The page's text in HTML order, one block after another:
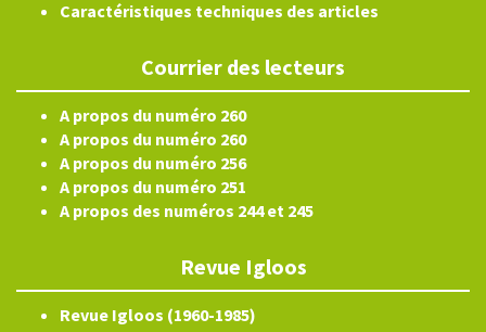
Caractéristiques techniques des articles
Courrier des lecteurs
A propos du numéro 260
A propos du numéro 260
A propos du numéro 256
A propos du numéro 251
A propos des numéros 244 et 245
Revue Igloos
Revue Igloos (1960-1985)